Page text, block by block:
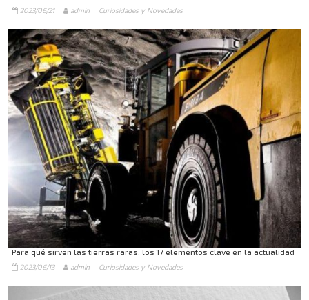
2023/06/21 admin Curiosidades y Novedades
Para qué sirven las tierras raras, los 17 elementos clave en la actualidad
2023/06/13 admin Curiosidades y Novedades